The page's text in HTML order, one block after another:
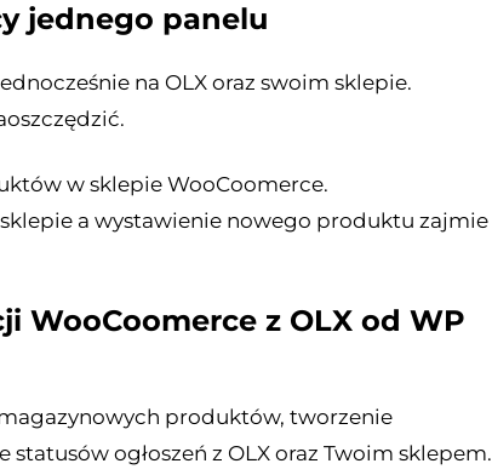
jednego panelu
na OLX oraz swoim sklepie.
w sklepie WooCoomerce.
a wystawienie nowego produktu zajmie
WooCoomerce z OLX od WP
produktów, tworzenie
ogłoszeń z OLX oraz Twoim sklepem.